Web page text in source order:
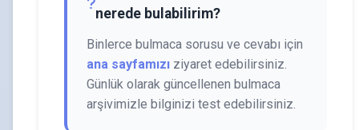
nerede bulabilirim?
Binlerce bulmaca sorusu ve cevabı için
ana sayfamızı ziyaret edebilirsiniz.
Günlük olarak güncellenen bulmaca
arşivimizle bilginizi test edebilirsiniz.